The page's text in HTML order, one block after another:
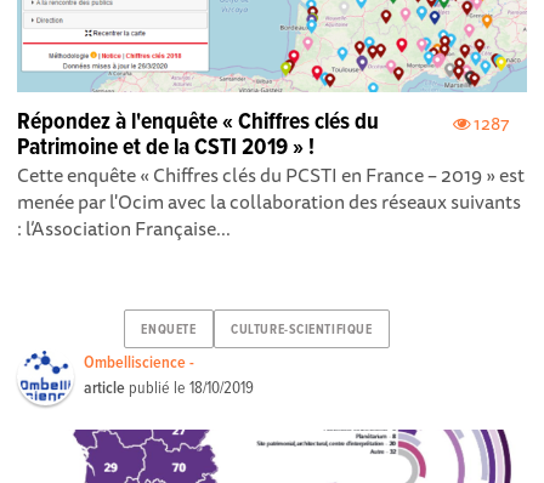
1287
Répondez à l'enquête « Chiffres clés du
Patrimoine et de la CSTI 2019 » !
Cette enquête « Chiffres clés du PCSTI en France – 2019 » est
menée par l'Ocim avec la collaboration des réseaux suivants
: l’Association Française...
ENQUETE CULTURE-SCIENTIFIQUE
Ombelliscience -
article publié le18/10/2019